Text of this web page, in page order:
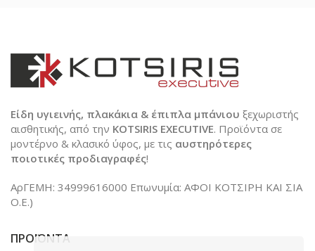
Είδη υγιεινής, πλακάκια & έπιπλα μπάνιου ξεχωριστής
αισθητικής, από την KOTSIRIS EXECUTIVE. Προϊόντα σε
μοντέρνο & κλασικό ύφος, με τις αυστηρότερες
ποιοτικές προδιαγραφές!
ΑρΓΕΜΗ: 34999616000 Επωνυμία: ΑΦΟΙ ΚΟΤΣΙΡΗ ΚΑΙ ΣΙΑ
Ο.Ε.)
ΠΡΟΪΟΝΤΑ